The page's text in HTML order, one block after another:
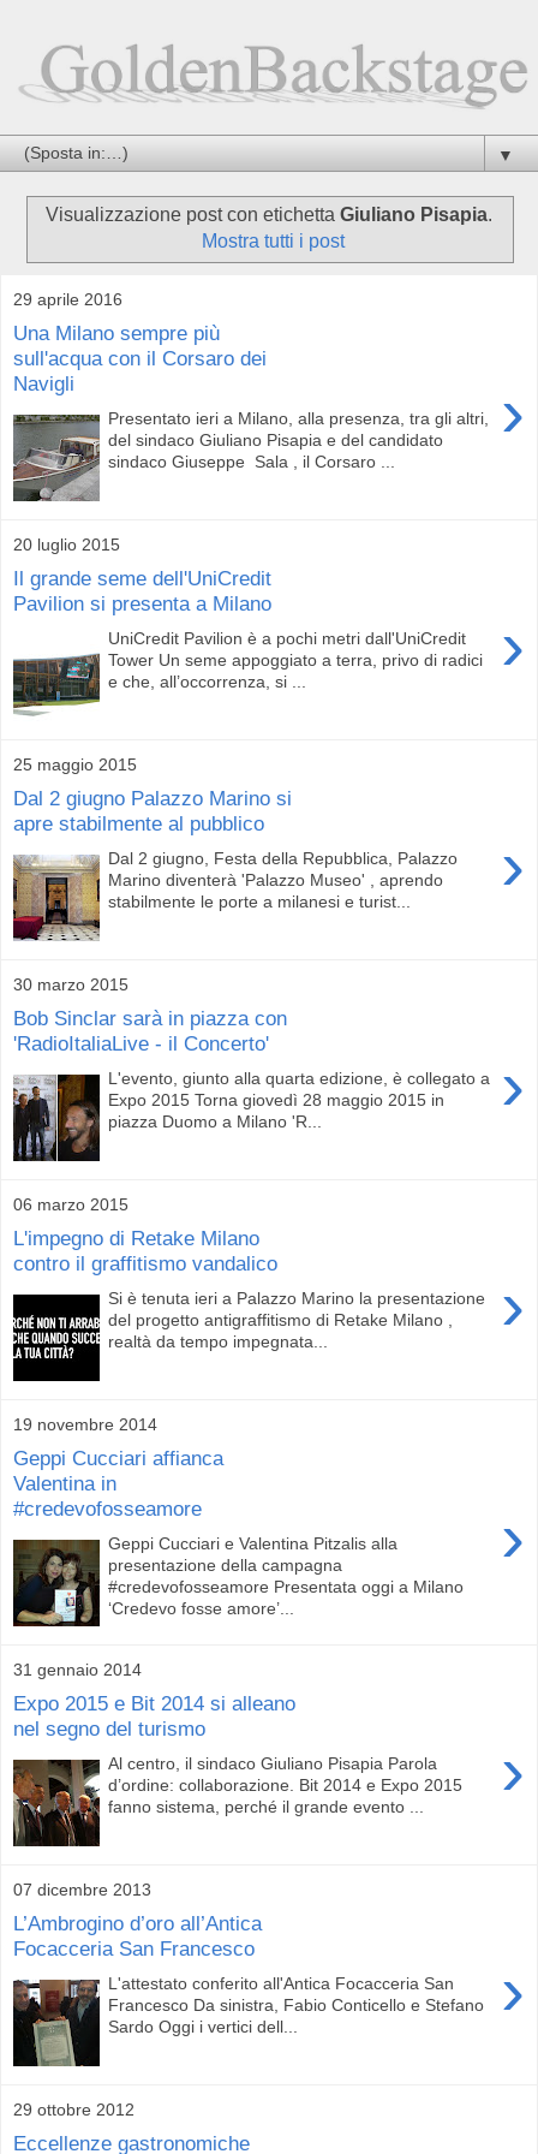
▼
Visualizzazione post con etichetta Giuliano Pisapia.
Mostra tutti i post
29 aprile 2016
Una Milano sempre più
sull'acqua con il Corsaro dei
Navigli
›
Presentato ieri a Milano, alla presenza, tra gli altri,
del sindaco Giuliano Pisapia e del candidato
sindaco Giuseppe Sala , il Corsaro ...
20 luglio 2015
Il grande seme dell'UniCredit
Pavilion si presenta a Milano
›
UniCredit Pavilion è a pochi metri dall'UniCredit
Tower Un seme appoggiato a terra, privo di radici
e che, all’occorrenza, si ...
25 maggio 2015
Dal 2 giugno Palazzo Marino si
apre stabilmente al pubblico
›
Dal 2 giugno, Festa della Repubblica, Palazzo
Marino diventerà 'Palazzo Museo' , aprendo
stabilmente le porte a milanesi e turist...
30 marzo 2015
Bob Sinclar sarà in piazza con
'RadioItaliaLive - il Concerto'
›
L'evento, giunto alla quarta edizione, è collegato a
Expo 2015 Torna giovedì 28 maggio 2015 in
piazza Duomo a Milano 'R...
06 marzo 2015
L'impegno di Retake Milano
contro il graffitismo vandalico
›
Si è tenuta ieri a Palazzo Marino la presentazione
del progetto antigraffitismo di Retake Milano ,
realtà da tempo impegnata...
19 novembre 2014
Geppi Cucciari affianca
Valentina in
#credevofosseamore
›
Geppi Cucciari e Valentina Pitzalis alla
presentazione della campagna
#credevofosseamore Presentata oggi a Milano
‘Credevo fosse amore’...
31 gennaio 2014
Expo 2015 e Bit 2014 si alleano
nel segno del turismo
›
Al centro, il sindaco Giuliano Pisapia Parola
d’ordine: collaborazione. Bit 2014 e Expo 2015
fanno sistema, perché il grande evento ...
07 dicembre 2013
L’Ambrogino d’oro all’Antica
Focacceria San Francesco
›
L'attestato conferito all'Antica Focacceria San
Francesco Da sinistra, Fabio Conticello e Stefano
Sardo Oggi i vertici dell...
29 ottobre 2012
Eccellenze gastronomiche